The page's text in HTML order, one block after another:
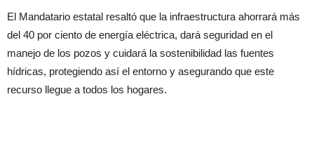
El Mandatario estatal resaltó que la infraestructura ahorrará más
del 40 por ciento de energía eléctrica, dará seguridad en el
manejo de los pozos y cuidará la sostenibilidad las fuentes
hídricas, protegiendo así el entorno y asegurando que este
recurso llegue a todos los hogares.